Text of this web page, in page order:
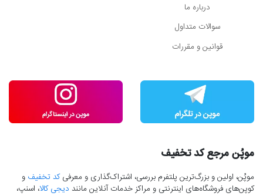
درباره ما
سوالات متداول
قوانین و مقررات
موپُن مرجع کد تخفیف
موپُن، اولین و بزرگ‌ترین پلتفرم بررسی، اشتراک‌گذاری و معرفیکد تخفیف و
کوپن‌های فروشگاه‌های اینترنتی و مراکز خدمات آنلاین مانند دیجی کالا، اسنپ،